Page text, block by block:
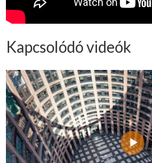
Kapcsolódó videók